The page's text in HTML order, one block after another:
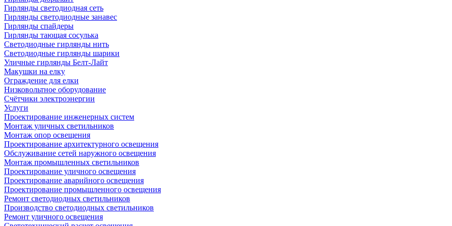
Гирлянды светодиодная сеть
Гирлянды светодиодные занавес
Гирлянды спайдеры
Гирлянды тающая сосулька
Светодиодные гирлянды нить
Светодиодные гирлянды шарики
Уличные гирлянды Белт-Лайт
Макушки на елку
Ограждение для елки
Низковольтное оборудование
Счётчики электроэнергии
Услуги
Проектирование инженерных систем
Монтаж уличных светильников
Монтаж опор освещения
Проектирование архитектурного освещения
Обслуживание сетей наружного освещения
Монтаж промышленных светильников
Проектирование уличного освещения
Проектирование аварийного освещения
Проектирование промышленного освещения
Ремонт светодиодных светильников
Производство светодиодных светильников
Ремонт уличного освещения